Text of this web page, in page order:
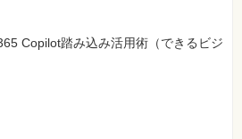
Copilot踏み込み活用術（できるビジ